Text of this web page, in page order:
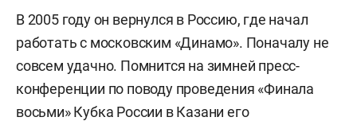
В 2005 году он вернулся в Россию, где начал
работать с московским «Динамо». Поначалу не
совсем удачно. Помнится на зимней пресс-
конференции по поводу проведения «Финала
восьми» Кубка России в Казани его